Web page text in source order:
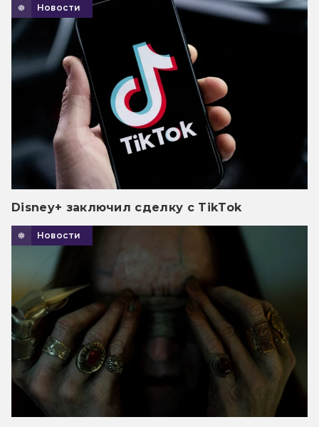
Новости
Disney+ заключил сделку с TikTok
Новости